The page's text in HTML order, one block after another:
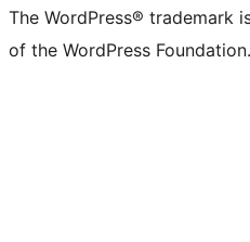
The WordPress® trademark
of the WordPress Foundation.